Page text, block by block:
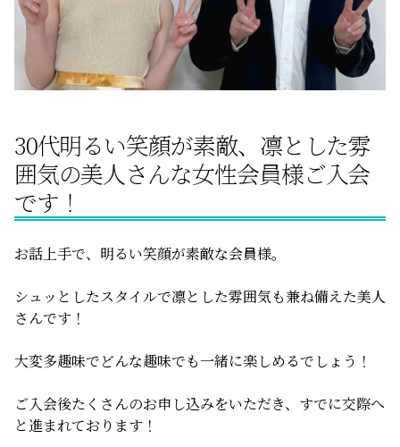
料金
サービス比較
よくある質問
無料相談
30代明るい笑顔が素敵、凛とした雰
囲気の美人さんな女性会員様ご入会
です！
お話上手で、明るい笑顔が素敵な会員様。
シュッとしたスタイルで凛とした雰囲気も兼ね備えた美人
さんです！
大変多趣味でどんな趣味でも一緒に楽しめるでしょう！
ご入会後たくさんのお申し込みをいただき、すでに交際へ
と進まれております！